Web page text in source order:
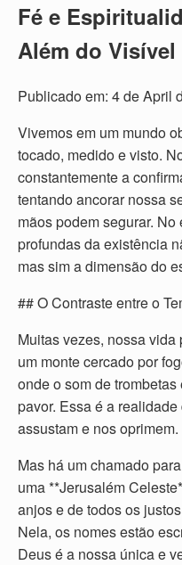
Fé e
Além do Visível
Publicado em: 4 de April
Vivemos em um mundo
tocado, medido e visto.
constantemente a
tentando ancorar nossa
mãos podem segurar.
profundas da existência
mas sim a dimensão do
## O Contraste entre o
Muitas vezes, nossa
um monte cercado por
onde o som de
pavor. Essa é a
assustam e nos oprimem.
Mas há um chamado
uma **Jerusalém
anjos e de todos os
Nela, os nomes estão
Deus é a nossa única e